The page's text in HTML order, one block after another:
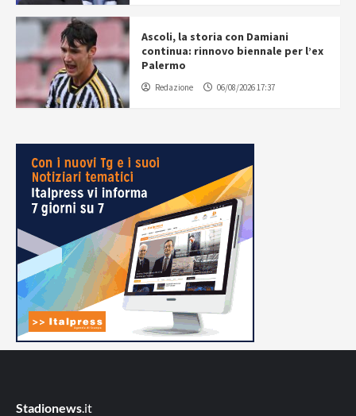
Ascoli, la storia con Damiani
continua: rinnovo biennale per l’ex
Palermo
Redazione 06/08/2026 17:37
Stadionews.it